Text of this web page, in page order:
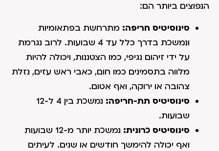
הנפוצים ביותר הם:
סינוסיטיס חריפה: מתרחשת בפתאומיות
ונמשכת בדרך כלל עד 4 שבועות. לרוב נגרמת
על ידי זיהום נגיפי, כמו הצטננות, ויכולה להיות
מלווה בתסמינים כמו חום, כאבי ראש עזים, נזלת
צהובה או ירוקה, ואף אטום.
סינוסיטיס תת-חריפה:
נמשכת בין 4 ל-12
שבועות.
סינוסיטיס כרונית:
נמשכת יותר מ-12 שבועות
ואף יכולה להימשך חודשים או שנים. לעיתים